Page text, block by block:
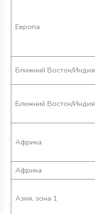
Европа
Ближний Восток/Индия
Ближний Восток/Индия
Африка
Африка
Азия, зона 1